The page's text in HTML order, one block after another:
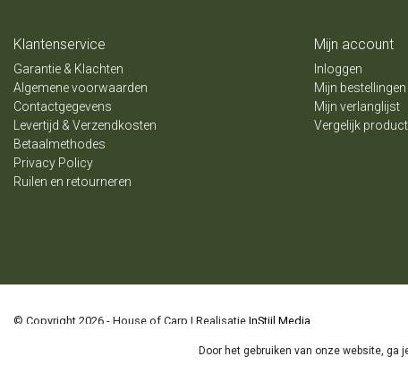
Klantenservice
Garantie & Klachten
Algemene voorwaarden
Contactgegevens
Levertijd & Verzendkosten
Betaalmethodes
Privacy Policy
Ruilen en retourneren
Mijn account
Inloggen
Mijn bestellingen
Mijn verlanglijst
Vergelijk
© Copyright 2026 - House of Carp | Realisatie InStijl Media
Disclaimer RSS Feed
Door het gebruiken van onze website, ga